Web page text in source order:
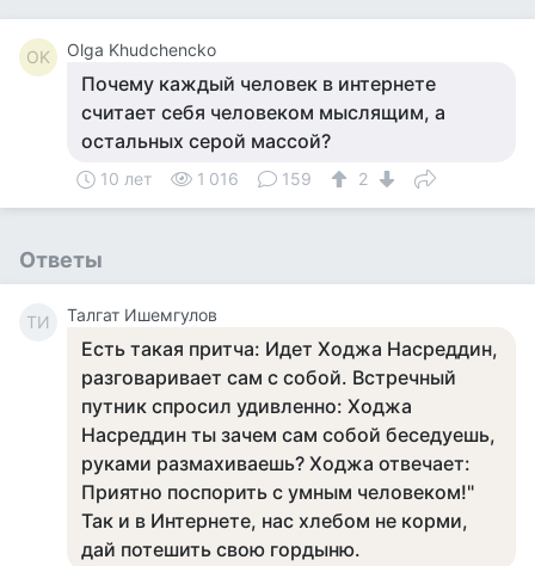
OK Olga Khudchencko
Почему каждый человек в интернете
считает себя человеком мыслящим, а
остальных серой массой?
10 лет 1 016 159 2
Ответы
ТИ Талгат Ишемгулов
Есть такая притча: Идет Ходжа Насреддин,
разговаривает сам с собой. Встречный
путник спросил удивленно: Ходжа
Насреддин ты зачем сам собой беседуешь,
руками размахиваешь? Ходжа отвечает:
Приятно поспорить с умным человеком!"
Так и в Интернете, нас хлебом не корми,
дай потешить свою гордыню.